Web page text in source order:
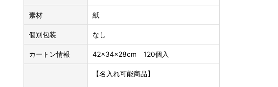
素材 紙
個別包装 なし
カートン情報 42×34×28cm 120個入
【名入れ可能商品】